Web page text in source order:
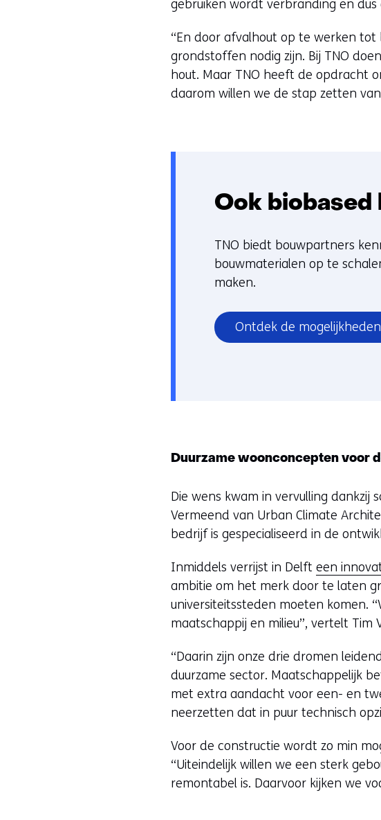
gebruiken wordt verbranding en
“En door afvalhout op te werken
grondstoffen nodig zijn. Bij TNO
hout. Maar TNO heeft de opdracht
daarom willen we de stap zetten
Ook biobased
TNO biedt bouwpartners
bouwmaterialen op te
maken.
Ontdek de mogelijkheden
Duurzame woonconcepten voor
Die wens kwam in vervulling
Vermeend van Urban Climate
bedrijf is gespecialiseerd in de
Inmiddels verrijst in Delfteen
ambitie om het merk door te laten
universiteitssteden moeten komen.
maatschappij en milieu”, vertelt Tim
“Daarin zijn onze drie dromen
duurzame sector. Maatschappelijk
met extra aandacht voor een- en
neerzetten dat in puur technisch
Voor de constructie wordt zo min
“Uiteindelijk willen we een sterk
remontabel is. Daarvoor kijken we